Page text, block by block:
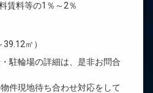
料等の1％～2％
㎡）
駐輪場の詳細は、是非お問合
件現地待ち合わせ対応をして